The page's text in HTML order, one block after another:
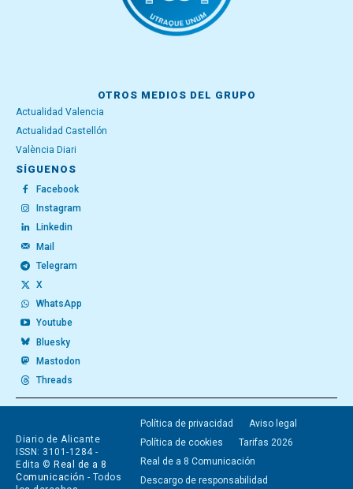
OTROS MEDIOS DEL GRUPO
Actualidad Valencia
Actualidad Castellón
València Diari
SÍGUENOS
Facebook
Instagram
Linkedin
Mail
Telegram
X
WhatsApp
Youtube
Bluesky
Mastodon
Threads
Diario de Alicante
ISSN: 3101-1284 -
Edita © Real de a 8
Comunicación - Todos
Política de privacidad
Aviso legal
Política de cookies
Tarifas 2026
Real de a 8 Comunicación
Descargo de responsabilidad